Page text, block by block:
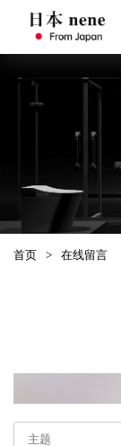
首页 > 在线留言